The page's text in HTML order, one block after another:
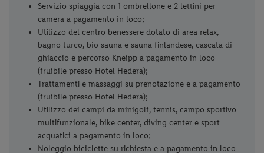
Servizio spiaggia con 1 ombrellone e 2 lettini per
camera a pagamento in loco;
Utilizzo del centro benessere dotato di area relax,
bagno turco, bio sauna e sauna finlandese, cascata di
ghiaccio e percorso Kneipp a pagamento in loco
(fruibile presso Hotel Hedera);
Trattamenti e massaggi su prenotazione e a pagamento
(fruibile presso Hotel Hedera);
Utilizzo dei campi da minigolf, tennis, campo sportivo
multifunzionale, bike center, diving center e sport
acquatici a pagamento in loco;
Noleggio biciclette su richiesta e a pagamento in loco